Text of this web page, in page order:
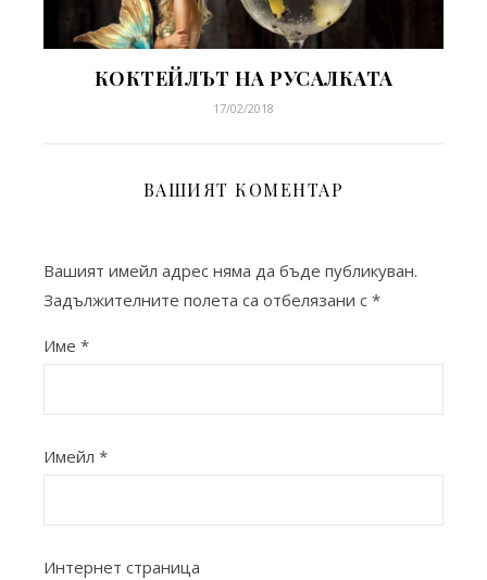
КОКТЕЙЛЪТ НА РУСАЛКАТА
17/02/2018
ВАШИЯТ КОМЕНТАР
Вашият имейл адрес няма да бъде публикуван.
Задължителните полета са отбелязани с *
Име *
Имейл *
Интернет страница